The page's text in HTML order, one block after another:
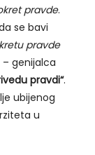
pravde.
se bavi
pravde
genijalca
pravdi“.
ubijenog
u